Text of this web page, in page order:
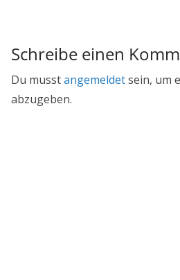
Schreibe einen
Du musstangemeldetsein, um
abzugeben.